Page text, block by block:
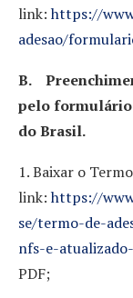
link:https://
adesao/
B.
pelo formulário
do Brasil.
1. Baixar o
link:https://
se/termo-de-
nfs-e-
PDF;